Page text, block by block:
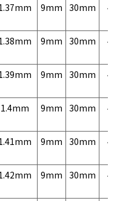
9mm 30mm
9mm 30mm
9mm 30mm
1.4mm 9mm 30mm
9mm 30mm
9mm 30mm